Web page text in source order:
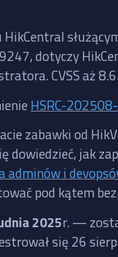
dotyczy
CVSS aż 8.6.
HSRC-
zabawki od
dowiedzieć, jak
adminów i
pod kątem
2025r. —
się 26